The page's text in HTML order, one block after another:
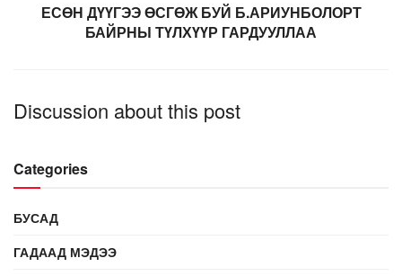
ЕСӨН ДҮҮГЭЭ ӨСГӨЖ БУЙ Б.АРИУНБОЛОРТ
БАЙРНЫ ТҮЛХҮҮР ГАРДУУЛЛАА
Discussion about this post
Categories
БУСАД
ГАДААД МЭДЭЭ